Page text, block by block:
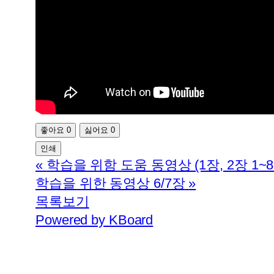
좋아요 0 싫어요 0
인쇄
« 학습을 위함 도움 동영상 (1장, 2장
학습을 위한 동영상 6/7장 »
목록보기
Powered by KBoard